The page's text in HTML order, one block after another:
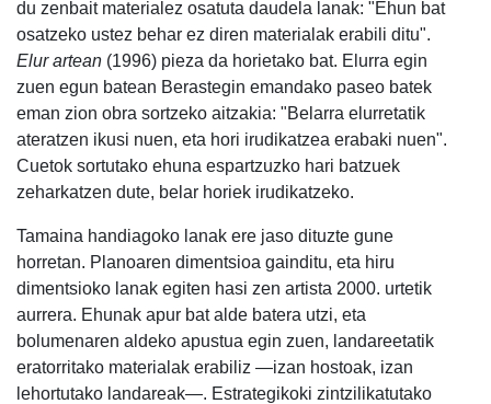
du zenbait materialez osatuta daudela lanak: "Ehun bat
osatzeko ustez behar ez diren materialak erabili ditu".
Elur artean (1996) pieza da horietako bat. Elurra egin
zuen egun batean Berastegin emandako paseo batek
eman zion obra sortzeko aitzakia: "Belarra elurretatik
ateratzen ikusi nuen, eta hori irudikatzea erabaki nuen".
Cuetok sortutako ehuna espartzuzko hari batzuek
zeharkatzen dute, belar horiek irudikatzeko.
Tamaina handiagoko lanak ere jaso dituzte gune
horretan. Planoaren dimentsioa gainditu, eta hiru
dimentsioko lanak egiten hasi zen artista 2000. urtetik
aurrera. Ehunak apur bat alde batera utzi, eta
bolumenaren aldeko apustua egin zuen, landareetatik
eratorritako materialak erabiliz —izan hostoak, izan
lehortutako landareak—. Estrategikoki zintzilikatutako